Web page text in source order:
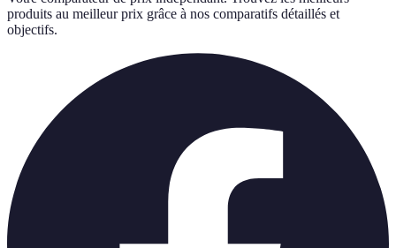
produits au meilleur prix grâce à nos comparatifs détaillés et
objectifs.